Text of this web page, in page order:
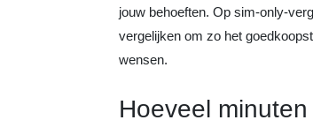
jouw behoeften. Op sim-only-
vergelijken om zo het
wensen.
Hoeveel